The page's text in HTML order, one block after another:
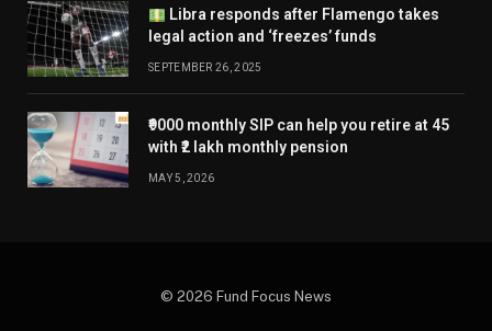
Libra responds after Flamengo takes
legal action and ‘freezes’ funds
SEPTEMBER 26, 2025
₹9000 monthly SIP can help you retire at 45
with ₹2 lakh monthly pension
MAY 5, 2026
© 2026 Fund Focus News